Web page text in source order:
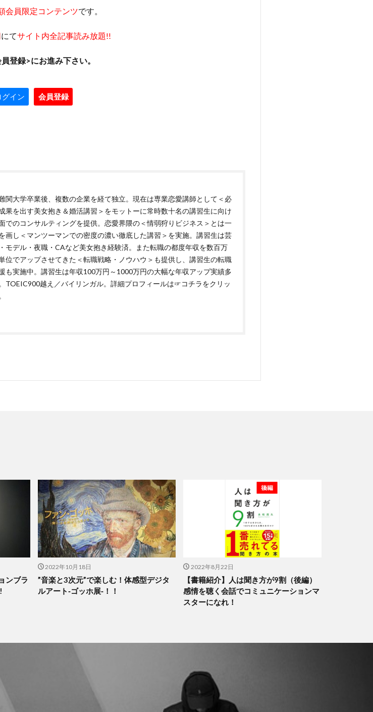
会員限定コンテンツです。
にてサイト内全記事読み放題!!
登録>にお進み下さい。
グイン 会員登録
関大学卒業後、複数の企業を経て独立。現在は専業恋愛講師として＜必
果を出す美女抱き＆婚活講習＞をモットーに常時数十名の講習生に向け
でのコンサルティングを提供。恋愛界隈の＜情弱狩りビジネス＞とは一
画し＜マンツーマンでの密度の濃い徹底した講習＞を実施。講習生は芸
モデル・夜職・CAなど美女抱き経験済。また転職の都度年収を数百万
位でアップさせてきた＜転職戦略・ノウハウ＞も提供し、講習生の転職
も実施中。講習生は年収100万円～1000万円の大幅な年収アップ実績多
TOEIC900越え／バイリンガル。詳細プロフィールは☞コチラをクリッ
。
ンブラ
2022年10月18日
”音楽と3次元”で楽しむ！体感型デジタ
ルアート‐ゴッホ展‐！！
2022年8月22日
【書籍紹介】人は聞き方が9割（後編）
感情を聴く会話でコミュニケーションマ
スターになれ！